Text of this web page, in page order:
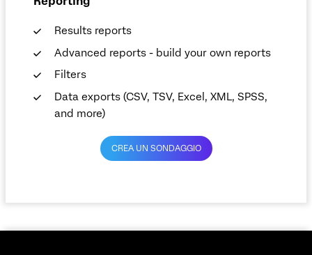
Results reports
Advanced reports - build your own reports
Filters
Data exports (CSV, TSV, Excel, XML, SPSS,
and more)
CREA UN SONDAGGIO